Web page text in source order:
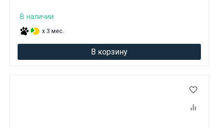
В наличии
x 3 мес.
В корзину